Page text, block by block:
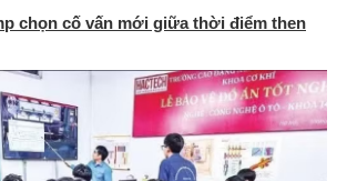
chọn cố vấn mới giữa thời điểm then